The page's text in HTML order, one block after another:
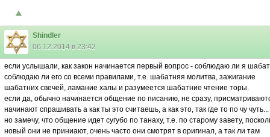
Shindler
06.12.2014 в 23:42
если услышали, как закон начинается первый вопрос - соблюдаю ли я
соблюдаю ли его со всеми правилами, т.е. шабатняя молитва, зажигание
шабатних свечей, ламание халы и разумеется шабатние чтение торы.
если да, обычно начинается общение по писанию, не сразу,
начинают спрашивать а как ты это считаешь, а как это, так где то по чу чуть...
но замечу, что общение идет сугубо по танаху, т.е. по старому завету,
новый они не приниают, очень часто они смотрят в оригинал, а так ли там